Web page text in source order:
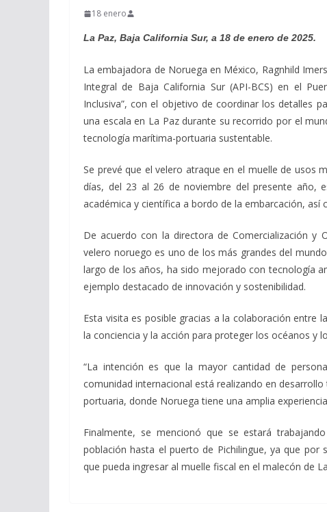
18 enero
La Paz, Baja California Sur, a 18 de enero de 2025.
La embajadora de Noruega en México, Ragnhild
Integral de Baja California Sur (API-BCS) en el
Inclusiva”, con el objetivo de coordinar los detalles
una escala en La Paz durante su recorrido por el
tecnología marítima-portuaria sustentable.
Se prevé que el velero atraque en el muelle de usos
días, del 23 al 26 de noviembre del presente año,
académica y científica a bordo de la embarcación, así
De acuerdo con la directora de Comercialización y
velero noruego es uno de los más grandes del
largo de los años, ha sido mejorado con tecnología
ejemplo destacado de innovación y sostenibilidad.
Esta visita es posible gracias a la colaboración entre
la conciencia y la acción para proteger los océanos y
“La intención es que la mayor cantidad de
comunidad internacional está realizando en
portuaria, donde Noruega tiene una amplia
Finalmente, se mencionó que se estará
población hasta el puerto de Pichilingue, ya que
que pueda ingresar al muelle fiscal en el malecón de